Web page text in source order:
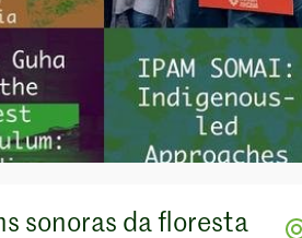
sonoras da floresta